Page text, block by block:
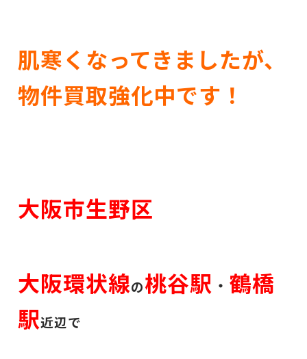
肌寒くなってきましたが、
物件買取強化中です！
大阪市生野区
大阪環状線の桃谷駅 ・ 鶴橋
駅近辺で